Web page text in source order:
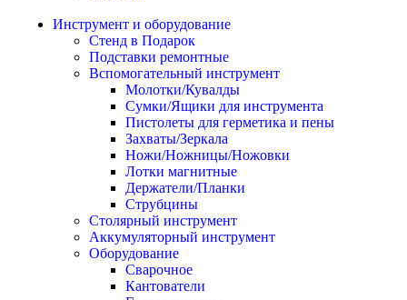
Инструмент и оборудование
Стенд в Подарок
Подставки ремонтные
Вспомогательный инструмент
Молотки/Кувалды
Сумки/Ящики для инструмента
Пистолеты для герметика и пены
Захваты/Зеркала
Ножи/Ножницы/Ножовки
Лотки магнитные
Держатели/Планки
Струбцины
Столярный инструмент
Аккумуляторный инструмент
Оборудование
Сварочное
Кантователи